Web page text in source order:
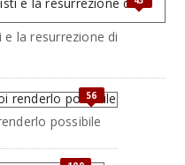
e la resurrezione di
56
possibile